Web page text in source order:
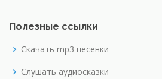
Полезные ссылки
Скачать mp3 песенки
Слушать аудиосказки